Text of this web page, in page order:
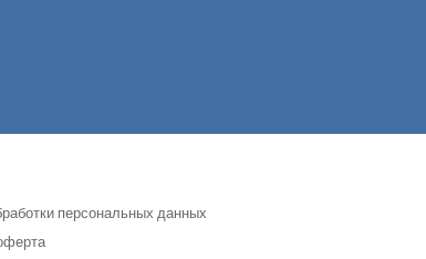
персональных данных